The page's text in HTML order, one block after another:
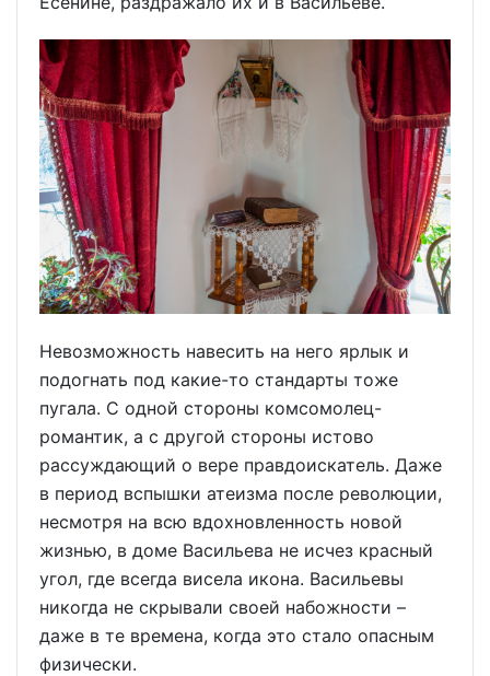
Невозможность навесить на него ярлык и
подогнать под какие-то стандарты тоже
пугала. С одной стороны комсомолец-
романтик, а с другой стороны истово
рассуждающий о вере правдоискатель. Даже
в период вспышки атеизма после революции,
несмотря на всю вдохновленность новой
жизнью, в доме Васильева не исчез красный
угол, где всегда висела икона. Васильевы
никогда не скрывали своей набожности –
даже в те времена, когда это стало опасным
физически.